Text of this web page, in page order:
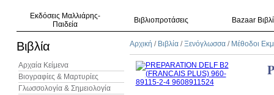
Εκδόσεις Μαλλιάρης-
Παιδεία
Βιβλιοπροτάσεις Bazaar
Βιβλία
Αρχαία Κείμενα
Βιογραφίες & Μαρτυρίες
Γλωσσολογία & Σημειολογία
Αρχική / Βιβλία /Ξενόγλωσσα / Μέθοδοι